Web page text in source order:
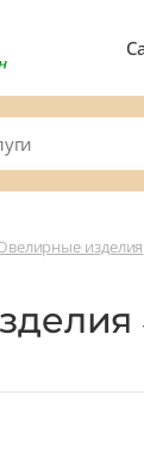
изделия